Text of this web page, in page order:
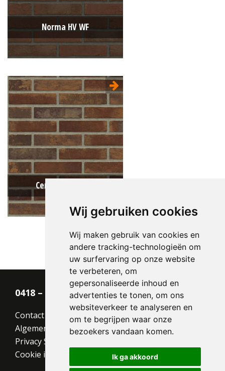
Wij gebruiken cookies
Wij maken gebruik van cookies en
andere tracking-technologieën om
uw surfervaring op onze website
te verbeteren, om
gepersonaliseerde inhoud en
advertenties te tonen, om ons
websiteverkeer te analyseren en
om te begrijpen waar onze
bezoekers vandaan komen.
Ik ga akkoord
Norma HV WF
Type:
Sterrewaard
Formaat:
Waalformaat (WF)
210x100x50
Kleur:
Bruin
Centaurus HV WF
Waalformaat (WF)
Genuanceerd
Kleur:
Bruin
0418 – 55 22 21
Contact
Algemene voorwaarden
Privacy Statement
Cookie instellingen